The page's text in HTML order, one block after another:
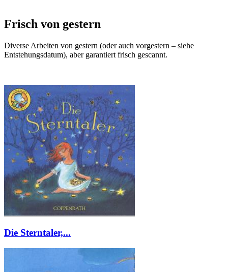
Frisch von gestern
Diverse Arbeiten von gestern (oder auch vorgestern – siehe
Entstehungsdatum), aber garantiert frisch gescannt.
Die Sterntaler,...